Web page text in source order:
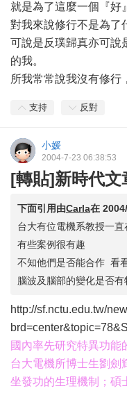
就是為了這麼一個『好
對我來說修行不是為了
可說是反璞歸真亦可說
的我。
所我常常說我沒有修行
支持 反對
小媛
2004-7-23 06:38:53
[轉貼]新時代文
下面引用由Carla在
台大有位電機系教授一
有些案例很有趣
不知他們是否能合作 看
腦波及腦部的變化是否有
http://sf.nctu.edu.tw/
國內率先研究特異功能
台大電機所博士生劉劍
坐發功的生理機制；碩